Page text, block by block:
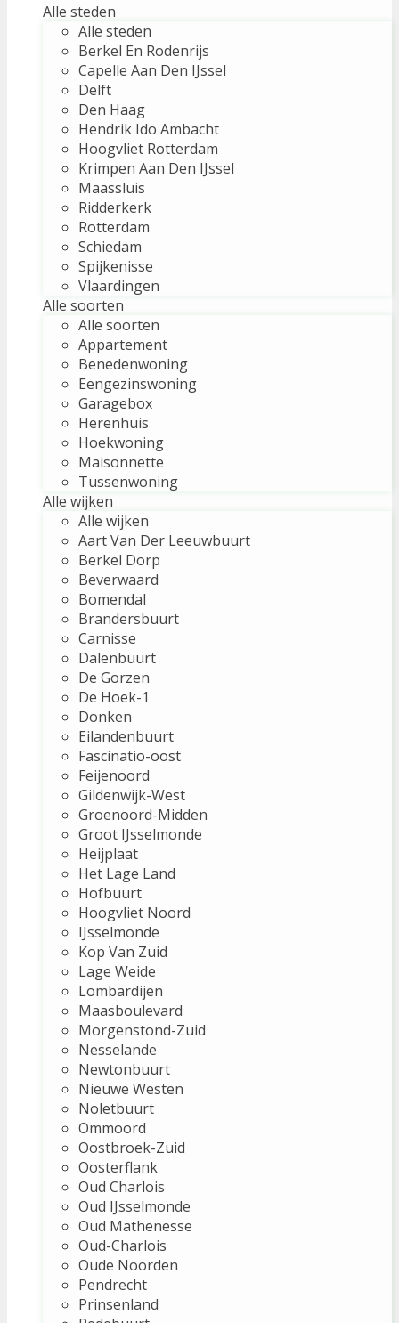
Alle steden
Alle steden
Berkel En Rodenrijs
Capelle Aan Den IJssel
Delft
Den Haag
Hendrik Ido Ambacht
Hoogvliet Rotterdam
Krimpen Aan Den IJssel
Maassluis
Ridderkerk
Rotterdam
Schiedam
Spijkenisse
Vlaardingen
Alle soorten
Alle soorten
Appartement
Benedenwoning
Eengezinswoning
Garagebox
Herenhuis
Hoekwoning
Maisonnette
Tussenwoning
Alle wijken
Alle wijken
Aart Van Der Leeuwbuurt
Berkel Dorp
Beverwaard
Bomendal
Brandersbuurt
Carnisse
Dalenbuurt
De Gorzen
De Hoek-1
Donken
Eilandenbuurt
Fascinatio-oost
Feijenoord
Gildenwijk-West
Groenoord-Midden
Groot IJsselmonde
Heijplaat
Het Lage Land
Hofbuurt
Hoogvliet Noord
IJsselmonde
Kop Van Zuid
Lage Weide
Lombardijen
Maasboulevard
Morgenstond-Zuid
Nesselande
Newtonbuurt
Nieuwe Westen
Noletbuurt
Ommoord
Oostbroek-Zuid
Oosterflank
Oud Charlois
Oud IJsselmonde
Oud Mathenesse
Oud-Charlois
Oude Noorden
Pendrecht
Prinsenland